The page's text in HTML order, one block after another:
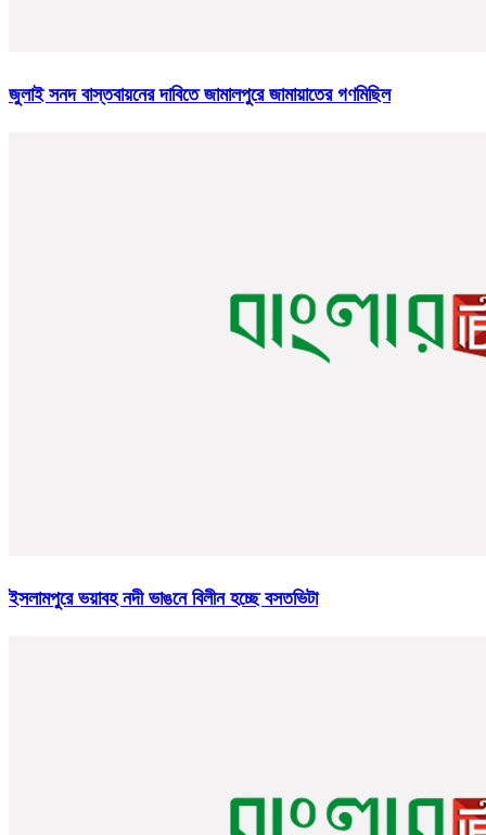
জুলাই সনদ বাস্তবায়নের দাবিতে জামালপুরে জামায়াতের গণমিছিল
ইসলামপুরে ভয়াবহ নদী ভাঙনে বিলীন হচ্ছে বসতভিটা